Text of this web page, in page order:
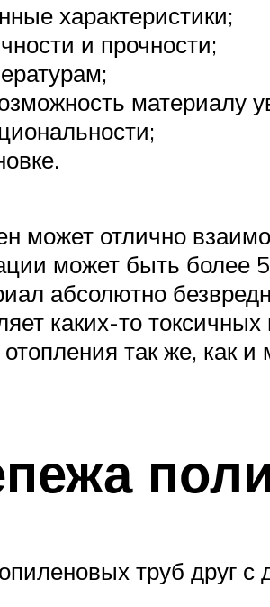
характеристики;
и прочности;
материалу
может отлично
может быть более
абсолютно
каких-то
так же, как и
труб друг с